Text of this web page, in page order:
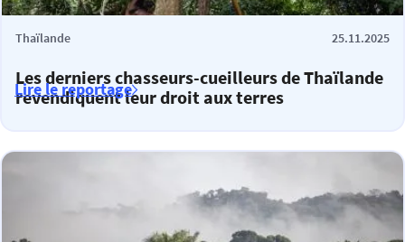
Thaïlande 25.11.2025
Les derniers chasseurs-cueilleurs de Thaïlande
revendiquent leur droit aux terres
Lire le reportage